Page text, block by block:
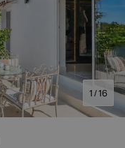
1 / 16